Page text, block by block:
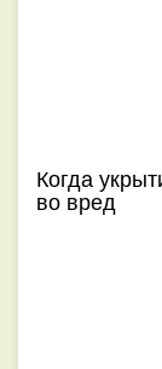
Когда
во вред